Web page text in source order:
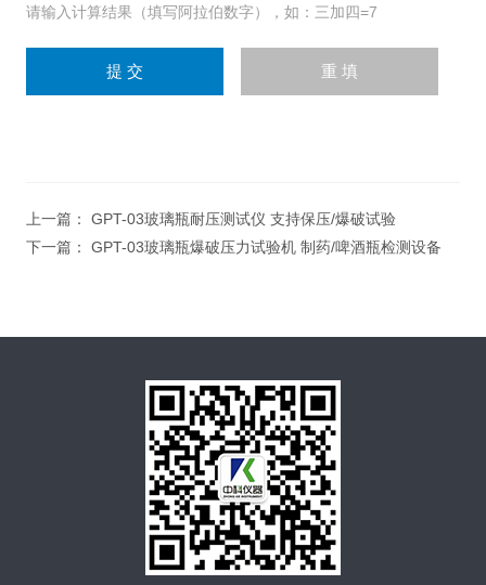
请输入计算结果（填写阿拉伯数字），如：三加四=7
上一篇： GPT-03玻璃瓶耐压测试仪 支持保压/爆破试验
下一篇： GPT-03玻璃瓶爆破压力试验机 制药/啤酒瓶检测设备